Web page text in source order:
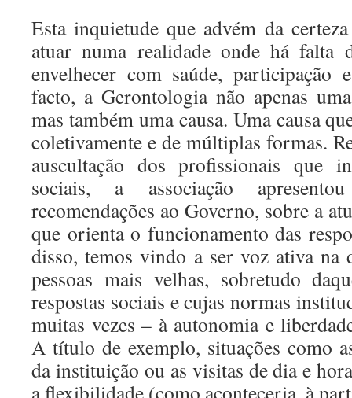
Esta inquietude que advém da
atuar numa realidade onde há falta
envelhecer com saúde, participação
facto, a Gerontologia não apenas
mas também uma causa. Uma causa
coletivamente e de múltiplas formas.
auscultação dos profissionais que
sociais, a associação
recomendações ao Governo, sobre a
que orienta o funcionamento das
disso, temos vindo a ser voz ativa na
pessoas mais velhas, sobretudo
respostas sociais e cujas normas
muitas vezes – à autonomia e
A título de exemplo, situações como
da instituição ou as visitas de dia e
a flexibilidade (como aconteceria, à